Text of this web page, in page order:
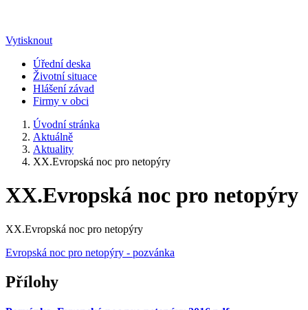
Vytisknout
Úřední deska
Životní situace
Hlášení závad
Firmy v obci
Úvodní stránka
Aktuálně
Aktuality
XX.Evropská noc pro netopýry
XX.Evropská noc pro netopýry
XX.Evropská noc pro netopýry
Evropská noc pro netopýry - pozvánka
Přílohy